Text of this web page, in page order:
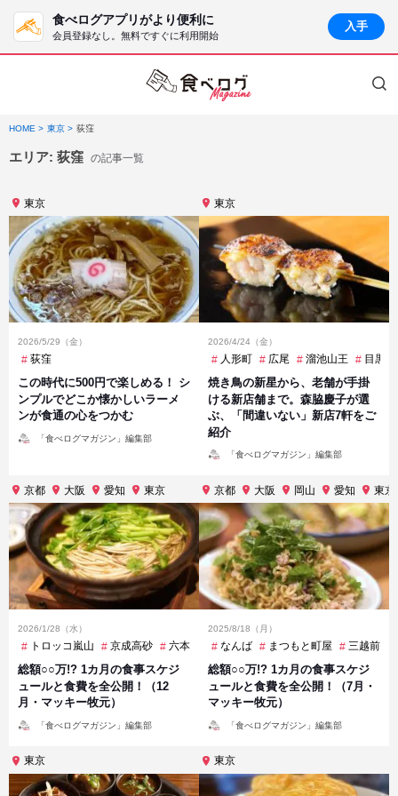
食べログアプリがより便利に
会員登録なし。無料ですぐに利用開始
入手
HOME 東京 荻窪
エリア: 荻窪 の記事一覧
東京
2026/5/29（金）
荻窪
この時代に500円で楽しめる！ シ
ンプルでどこか懐かしいラーメ
ンが食通の心をつかむ
「食べログマガジン」編集部
東京
2026/4/24（金）
人形町 広尾 溜池山王 目黒
焼き鳥の新星から、老舗が手掛
ける新店舗まで。森脇慶子が選
ぶ、「間違いない」新店7軒をご
紹介
「食べログマガジン」編集部
京都 大阪 愛知 東京
2026/1/28（水）
トロッコ嵐山 京成高砂 六本木一丁目 内幸町 参宮橋 広尾
総額○○万!? 1カ月の食事スケジ
ュールと食費を全公開！（12
月・マッキー牧元）
「食べログマガジン」編集部
京都 大阪 岡山 愛知 東京
2025/8/18（月）
なんば まつもと町屋 三越前
総額○○万!? 1カ月の食事スケジ
ュールと食費を全公開！（7月・
マッキー牧元）
「食べログマガジン」編集部
東京 東京